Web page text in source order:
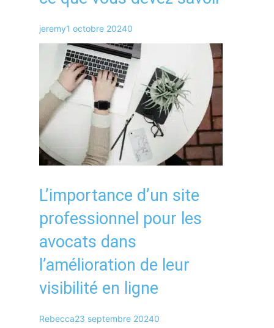
jeremy1 octobre 20240
L’importance d’un site
professionnel pour les
avocats dans
l’amélioration de leur
visibilité en ligne
Rebecca23 septembre 20240